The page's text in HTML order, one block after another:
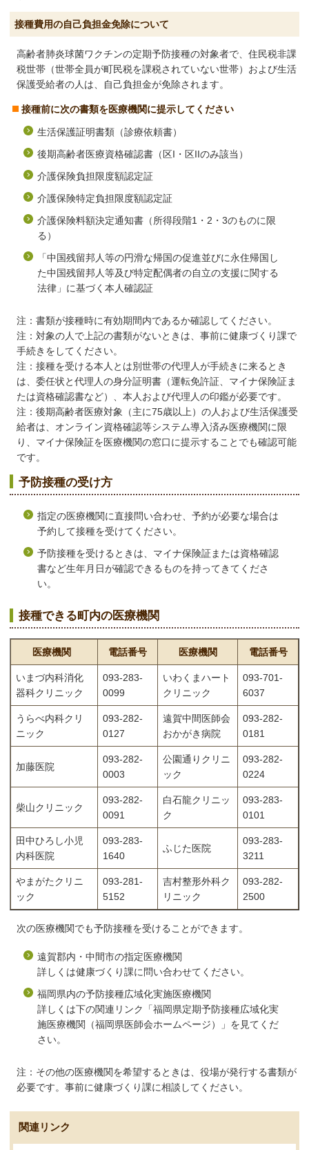
接種費用の自己負担金免除について
高齢者肺炎球菌ワクチンの定期予防接種の対象者で、住民税非課
税世帯（世帯全員が町民税を課税されていない世帯）および生活
保護受給者の人は、自己負担金が免除されます。
接種前に次の書類を医療機関に提示してください
生活保護証明書類（診療依頼書）
後期高齢者医療資格確認書（区I・区IIのみ該当）
介護保険負担限度額認定証
介護保険特定負担限度額認定証
介護保険料額決定通知書（所得段階1・2・3のものに限
る）
「中国残留邦人等の円滑な帰国の促進並びに永住帰国し
た中国残留邦人等及び特定配偶者の自立の支援に関する
法律」に基づく本人確認証
注：書類が接種時に有効期間内であるか確認してください。
注：対象の人で上記の書類がないときは、事前に健康づくり課で
手続きをしてください。
注：接種を受ける本人とは別世帯の代理人が手続きに来るとき
は、委任状と代理人の身分証明書（運転免許証、マイナ保険証ま
たは資格確認書など）、本人および代理人の印鑑が必要です。
注：後期高齢者医療対象（主に75歳以上）の人および生活保護受
給者は、オンライン資格確認等システム導入済み医療機関に限
り、マイナ保険証を医療機関の窓口に提示することでも確認可能
です。
予防接種の受け方
指定の医療機関に直接問い合わせ、予約が必要な場合は
予約して接種を受けてください。
予防接種を受けるときは、マイナ保険証または資格確認
書など生年月日が確認できるものを持ってきてくださ
い。
接種できる町内の医療機関
医療機関 電話番号 医療機関 電話番号
いまづ内科消化
器科クリニック
093-283-
0099
いわくまハート
クリニック
093-701-
6037
うらべ内科クリ
ニック
093-282-
0127
遠賀中間医師会
おかがき病院
093-282-
0181
加藤医院
093-282-
0003
公園通りクリニ
ック
093-282-
0224
柴山クリニック
093-282-
0091
白石龍クリニッ
ク
093-283-
0101
田中ひろし小児
内科医院
093-283-
1640
ふじた医院
093-283-
3211
やまがたクリニ
ック
093-281-
5152
吉村整形外科ク
リニック
093-282-
2500
次の医療機関でも予防接種を受けることができます。
遠賀郡内・中間市の指定医療機関
詳しくは健康づくり課に問い合わせてください。
福岡県内の予防接種広域化実施医療機関
詳しくは下の関連リンク「福岡県定期予防接種広域化実
施医療機関（福岡県医師会ホームページ）」を見てくだ
さい。
注：その他の医療機関を希望するときは、役場が発行する書類が
必要です。事前に健康づくり課に相談してください。
関連リンク